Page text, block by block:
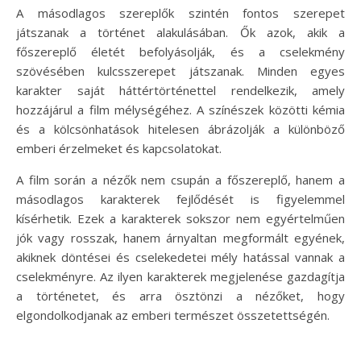
A másodlagos szereplők szintén fontos szerepet
játszanak a történet alakulásában. Ők azok, akik a
főszereplő életét befolyásolják, és a cselekmény
szövésében kulcsszerepet játszanak. Minden egyes
karakter saját háttértörténettel rendelkezik, amely
hozzájárul a film mélységéhez. A színészek közötti kémia
és a kölcsönhatások hitelesen ábrázolják a különböző
emberi érzelmeket és kapcsolatokat.
A film során a nézők nem csupán a főszereplő, hanem a
másodlagos karakterek fejlődését is figyelemmel
kísérhetik. Ezek a karakterek sokszor nem egyértelműen
jók vagy rosszak, hanem árnyaltan megformált egyének,
akiknek döntései és cselekedetei mély hatással vannak a
cselekményre. Az ilyen karakterek megjelenése gazdagítja
a történetet, és arra ösztönzi a nézőket, hogy
elgondolkodjanak az emberi természet összetettségén.